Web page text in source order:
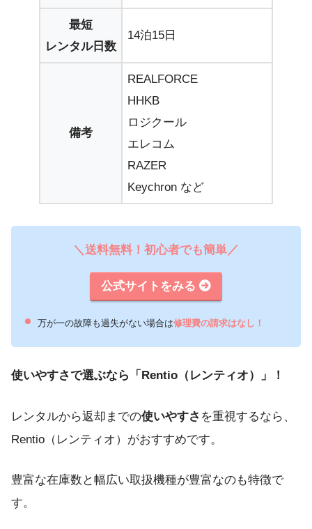
最短
レンタル日数
14泊15日
備考
REALFORCE
HHKB
ロジクール
エレコム
RAZER
Keychron など
＼送料無料！初心者でも簡単／
公式サイトをみる
万が一の故障も過失がない場合は修理費の請求はなし！
使いやすさで選ぶなら「Rentio（レンティオ）」！
レンタルから返却までの使いやすさ を重視するなら、
Rentio（レンティオ）がおすすめです。
豊富な在庫数と幅広い取扱機種が豊富なのも特徴で
す。